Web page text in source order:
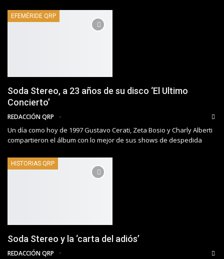
EFEMÉRIDE QRP
Soda Stereo, a 23 años de su disco ‘El Ultimo
Concierto’
REDACCIÓN QRP
Un día como hoy de 1997 Gustavo Cerati, Zeta Bosio y Charly Alberti
compartieron el álbum con lo mejor de sus shows de despedida
HISTORIAS QRP
Soda Stereo y la ‘carta del adiós’
REDACCIÓN QRP